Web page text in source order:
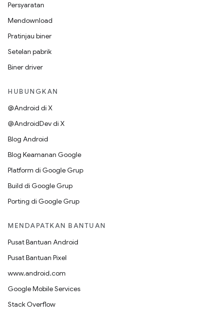
Persyaratan
Mendownload
Pratinjau biner
Setelan pabrik
Biner driver
HUBUNGKAN
@Android di X
@AndroidDev di X
Blog Android
Blog Keamanan Google
Platform di Google Grup
Build di Google Grup
Porting di Google Grup
MENDAPATKAN BANTUAN
Pusat Bantuan Android
Pusat Bantuan Pixel
www.android.com
Google Mobile Services
Stack Overflow